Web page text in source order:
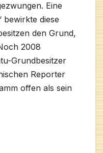
Eine
bewirkte diese
den Grund,
2008
Grundbesitzer
Reporter
offen als sein